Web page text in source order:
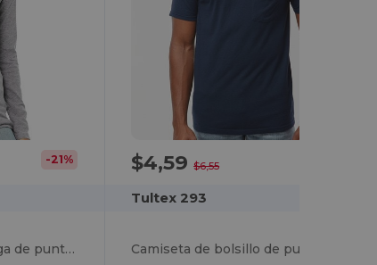
-21%
Camiseta de manga larga de punto para mujer
$4,59$6,55
Tultex 293